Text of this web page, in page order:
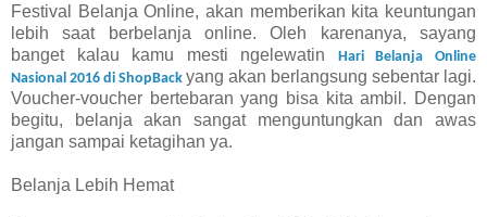
Festival Belanja Online, akan memberikan kita keuntungan
lebih saat berbelanja online. Oleh karenanya, sayang
banget kalau kamu mesti ngelewatin
HariBelanja Online
Nasional 2016 di ShopBack yang akan berlangsung sebentar lagi.
Voucher-voucher bertebaran yang bisa kita ambil. Dengan
begitu, belanja akan sangat menguntungkan dan awas
jangan sampai ketagihan ya.
Belanja Lebih Hemat